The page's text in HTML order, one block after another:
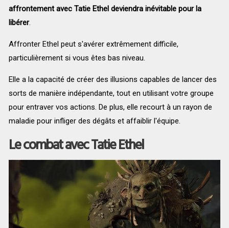
affrontement avec Tatie Ethel deviendra inévitable pour la
libérer.
Affronter Ethel peut s'avérer extrêmement difficile,
particulièrement si vous êtes bas niveau.
Elle a la capacité de créer des illusions capables de lancer des
sorts de manière indépendante, tout en utilisant votre groupe
pour entraver vos actions. De plus, elle recourt à un rayon de
maladie pour infliger des dégâts et affaiblir l'équipe.
Le combat avec Tatie Ethel